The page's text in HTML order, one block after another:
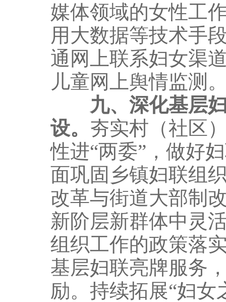
媒体领域的女性工
用大数据等技术手
通网上联系妇女渠
儿童网上舆情监测
九、深化基层
设。 夯实村（社区
性进“两委”，做好
面巩固乡镇妇联组
改革与街道大部制
新阶层新群体中灵
组织工作的政策落
基层妇联亮牌服务
励。持续拓展“妇